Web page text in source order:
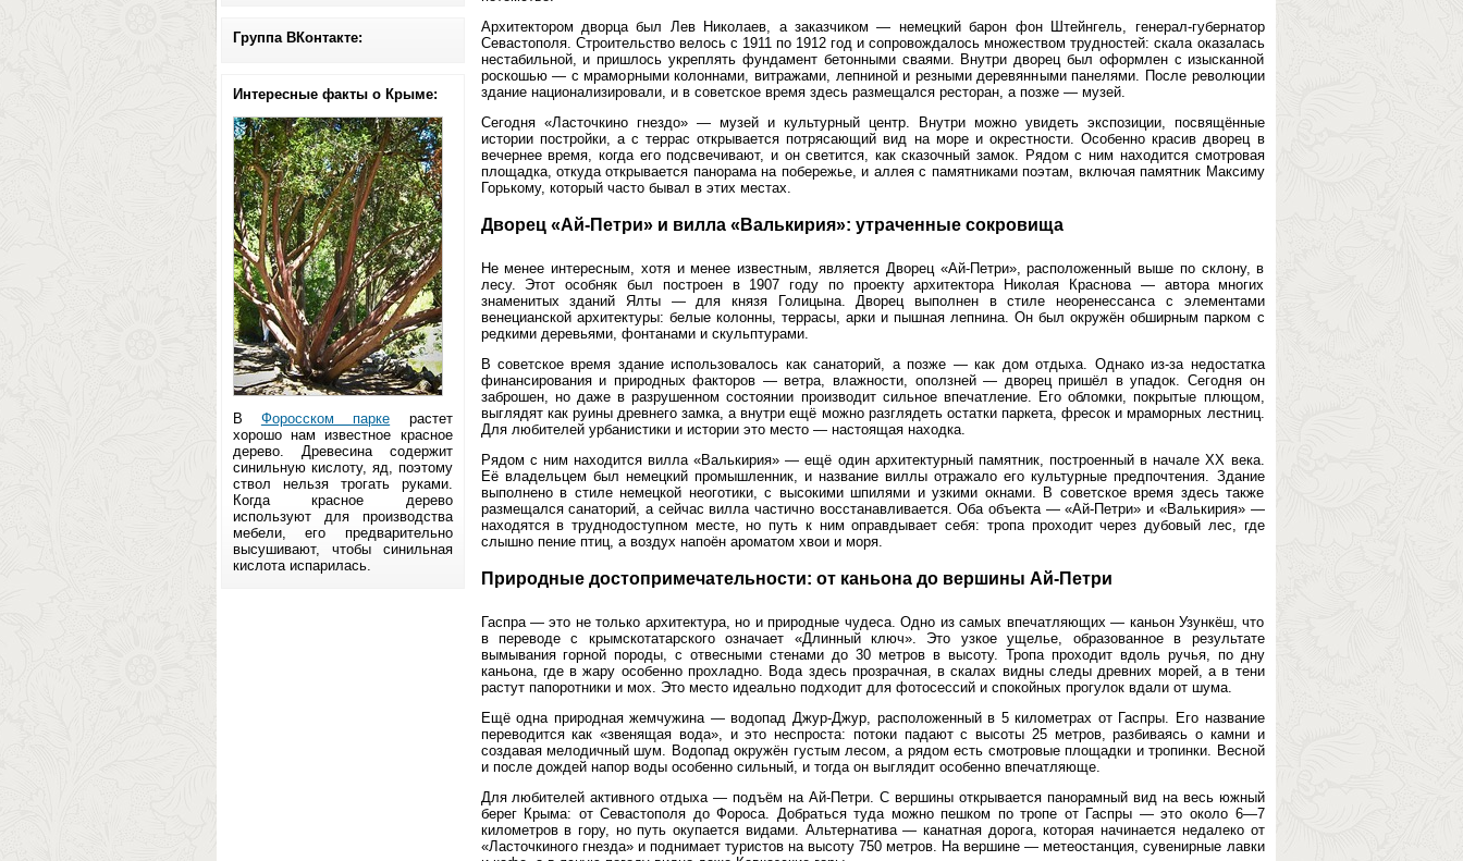
Группа ВКонтакте:
Интересные факты о Крыме:
В Форосском парке растет
хорошо нам известное красное
дерево. Древесина содержит
синильную кислоту, яд, поэтому
ствол нельзя трогать руками.
Когда красное дерево
используют для производства
мебели, его предварительно
высушивают, чтобы синильная
кислота испарилась.
Архитектором дворца был Лев Николаев, а заказчиком — немецкий барон фон Штейнгель, генерал-губернатор
Севастополя. Строительство велось с 1911 по 1912 год и сопровождалось множеством трудностей: скала оказалась
нестабильной, и пришлось укреплять фундамент бетонными сваями. Внутри дворец был оформлен с изысканной
роскошью — с мраморными колоннами, витражами, лепниной и резными деревянными панелями. После революции
здание национализировали, и в советское время здесь размещался ресторан, а позже — музей.
Сегодня «Ласточкино гнездо» — музей и культурный центр. Внутри можно увидеть экспозиции, посвящённые
истории постройки, а с террас открывается потрясающий вид на море и окрестности. Особенно красив дворец в
вечернее время, когда его подсвечивают, и он светится, как сказочный замок. Рядом с ним находится смотровая
площадка, откуда открывается панорама на побережье, и аллея с памятниками поэтам, включая памятник Максиму
Горькому, который часто бывал в этих местах.
Дворец «Ай-Петри» и вилла «Валькирия»: утраченные сокровища
Не менее интересным, хотя и менее известным, является Дворец «Ай-Петри», расположенный выше по склону, в
лесу. Этот особняк был построен в 1907 году по проекту архитектора Николая Краснова — автора многих
знаменитых зданий Ялты — для князя Голицына. Дворец выполнен в стиле неоренессанса с элементами
венецианской архитектуры: белые колонны, террасы, арки и пышная лепнина. Он был окружён обширным парком с
редкими деревьями, фонтанами и скульптурами.
В советское время здание использовалось как санаторий, а позже — как дом отдыха. Однако из-за недостатка
финансирования и природных факторов — ветра, влажности, оползней — дворец пришёл в упадок. Сегодня он
заброшен, но даже в разрушенном состоянии производит сильное впечатление. Его обломки, покрытые плющом,
выглядят как руины древнего замка, а внутри ещё можно разглядеть остатки паркета, фресок и мраморных лестниц.
Для любителей урбанистики и истории это место — настоящая находка.
Рядом с ним находится вилла «Валькирия» — ещё один архитектурный памятник, построенный в начале XX века.
Её владельцем был немецкий промышленник, и название виллы отражало его культурные предпочтения. Здание
выполнено в стиле немецкой неоготики, с высокими шпилями и узкими окнами. В советское время здесь также
размещался санаторий, а сейчас вилла частично восстанавливается. Оба объекта — «Ай-Петри» и «Валькирия» —
находятся в труднодоступном месте, но путь к ним оправдывает себя: тропа проходит через дубовый лес, где
слышно пение птиц, а воздух напоён ароматом хвои и моря.
Природные достопримечательности: от каньона до вершины Ай-Петри
Гаспра — это не только архитектура, но и природные чудеса. Одно из самых впечатляющих — каньон Узункёш, что
в переводе с крымскотатарского означает «Длинный ключ». Это узкое ущелье, образованное в результате
вымывания горной породы, с отвесными стенами до 30 метров в высоту. Тропа проходит вдоль ручья, по дну
каньона, где в жару особенно прохладно. Вода здесь прозрачная, в скалах видны следы древних морей, а в тени
растут папоротники и мох. Это место идеально подходит для фотосессий и спокойных прогулок вдали от шума.
Ещё одна природная жемчужина — водопад Джур-Джур, расположенный в 5 километрах от Гаспры. Его название
переводится как «звенящая вода», и это неспроста: потоки падают с высоты 25 метров, разбиваясь о камни и
создавая мелодичный шум. Водопад окружён густым лесом, а рядом есть смотровые площадки и тропинки. Весной
и после дождей напор воды особенно сильный, и тогда он выглядит особенно впечатляюще.
Для любителей активного отдыха — подъём на Ай-Петри. С вершины открывается панорамный вид на весь южный
берег Крыма: от Севастополя до Фороса. Добраться туда можно пешком по тропе от Гаспры — это около 6—7
километров в гору, но путь окупается видами. Альтернатива — канатная дорога, которая начинается недалеко от
«Ласточкиного гнезда» и поднимает туристов на высоту 750 метров. На вершине — метеостанция, сувенирные лавки